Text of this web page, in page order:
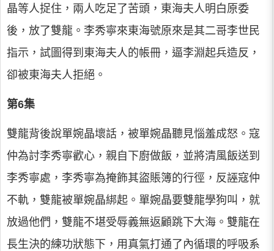
晶等人捉住，兩人吃足了苦頭，東海夫人明白原委
後，放了雙龍。李秀寧來東海號原來是其二哥李世民
指示，試圖得到東海夫人的帳冊，逼李淵起兵造反，
卻被東海夫人拒絕。
第6集
雙龍背後說單婉晶壞話，被單婉晶聽見惱羞成怒。寇
仲為討李秀寧歡心，親自下廚做飯，並將清風飯送到
李秀寧處，李秀寧為掩飾其盜賬簿的行徑，反誣寇仲
不軌，雙龍被單婉晶綁起。單婉晶要雙龍學狗叫，就
放過他們，雙龍不堪受辱義無返顧跳下大海。雙龍在
長生決的練功狀態下，用真氣打通了內循環的呼吸系